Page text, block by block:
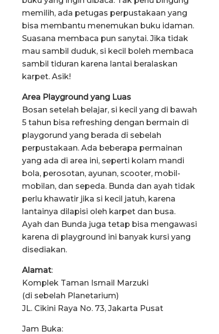
memilih, ada petugas perpustakaan yang
bisa membantu menemukan buku idaman.
Suasana membaca pun sanytai. Jika tidak
mau sambil duduk, si kecil boleh membaca
sambil tiduran karena lantai beralaskan
karpet. Asik!
Area Playground yang Luas
Bosan setelah belajar, si kecil yang di bawah
5 tahun bisa refreshing dengan bermain di
playgorund yang berada di sebelah
perpustakaan. Ada beberapa permainan
yang ada di area ini, seperti kolam mandi
bola, perosotan, ayunan, scooter, mobil-
mobilan, dan sepeda. Bunda dan ayah tidak
perlu khawatir jika si kecil jatuh, karena
lantainya dilapisi oleh karpet dan busa.
Ayah dan Bunda juga tetap bisa mengawasi
karena di playground ini banyak kursi yang
disediakan.
Alamat:
Komplek Taman Ismail Marzuki
(di sebelah Planetarium)
JL. Cikini Raya No. 73, Jakarta Pusat
Jam Buka: